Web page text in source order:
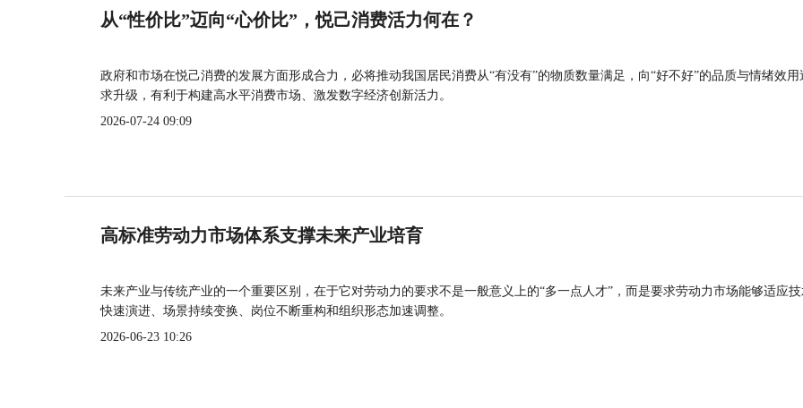
从“性价比”迈向“心价比”，悦己消费活力何在？
政府和市场在悦己消费的发展方面形成合力，必将推动我国居民消费从“有没有”的物质数量满足，向“好不好”的品质与情绪效用
求升级，有利于构建高水平消费市场、激发数字经济创新活力。
2026-07-24 09:09
高标准劳动力市场体系支撑未来产业培育
未来产业与传统产业的一个重要区别，在于它对劳动力的要求不是一般意义上的“多一点人才”，而是要求劳动力市场能够适应
快速演进、场景持续变换、岗位不断重构和组织形态加速调整。
2026-06-23 10:26